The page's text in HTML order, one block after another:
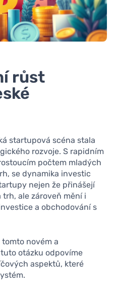
růst
startupová scéna stala
rozvoje. S rapidním
počtem mladých
se dynamika investic
nejen že přinášejí
ale zároveň mění i
a obchodování s
novém a
otázku odpovíme
aspektů, které